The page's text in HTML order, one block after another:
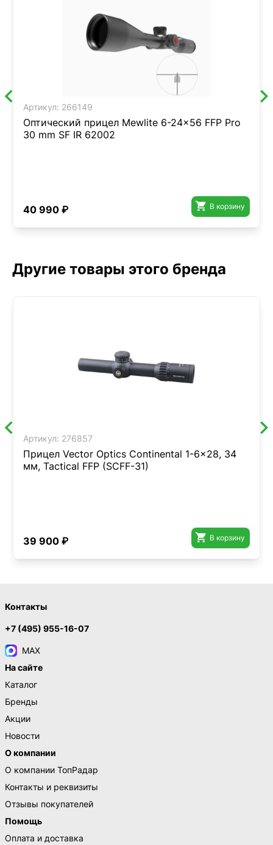
Артикул: 266149
Оптический прицел Mewlite 6-24x56 FFP Pro
30 mm SF IR 62002
40 990 ₽  В корзину
Другие товары этого бренда
Артикул: 276857
Прицел Vector Optics Continental 1-6x28, 34
мм, Tactical FFP (SCFF-31)
39 900 ₽  В корзину
Контакты
+7 (495) 955-16-07
MAX
На сайте
Каталог
Бренды
Акции
Новости
О компании
О компании ТопРадар
Контакты и реквизиты
Отзывы покупателей
Помощь
Оплата и доставка